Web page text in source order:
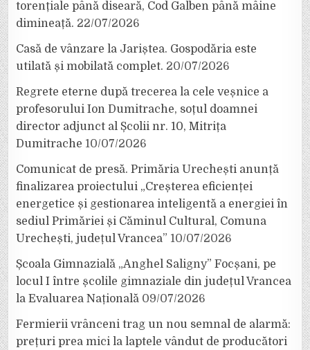
torențiale până diseară, Cod Galben până mâine
dimineață. 22/07/2026
Casă de vânzare la Jariștea. Gospodăria este
utilată și mobilată complet. 20/07/2026
Regrete eterne după trecerea la cele veșnice a
profesorului Ion Dumitrache, soțul doamnei
director adjunct al Școlii nr. 10, Mitrița
Dumitrache 10/07/2026
Comunicat de presă. Primăria Urechești anunță
finalizarea proiectului „Creșterea eficienței
energetice și gestionarea inteligentă a energiei în
sediul Primăriei și Căminul Cultural, Comuna
Urechești, județul Vrancea” 10/07/2026
Școala Gimnazială „Anghel Saligny” Focșani, pe
locul I între școlile gimnaziale din județul Vrancea
la Evaluarea Națională 09/07/2026
Fermierii vrânceni trag un nou semnal de alarmă:
prețuri prea mici la laptele vândut de producători